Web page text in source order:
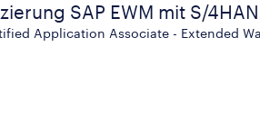
SAP EWM mit S/
Application Associate - Extended